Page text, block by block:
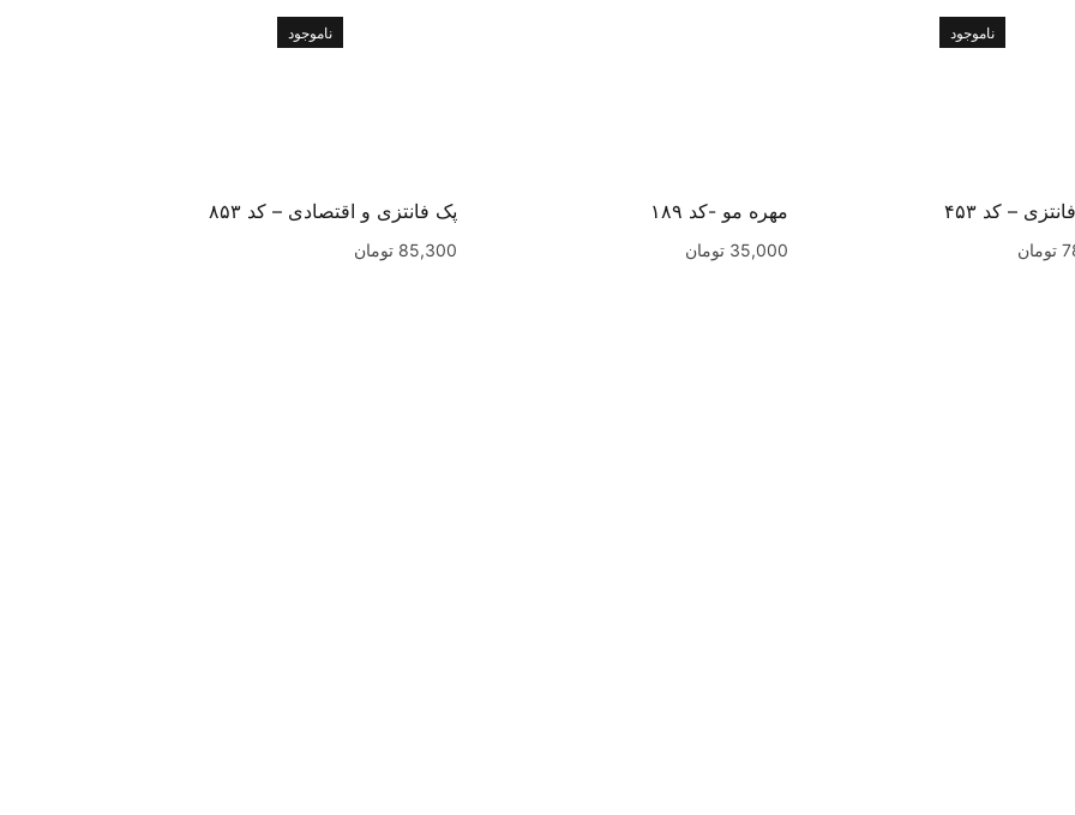
ناموجود
– کد ۴۵۳
تومان
مهره مو -کد ۱۸۹
35,000 تومان
ناموجود
پک فانتزی و اقتصادی – کد ۸۵۳
85,300 تومان